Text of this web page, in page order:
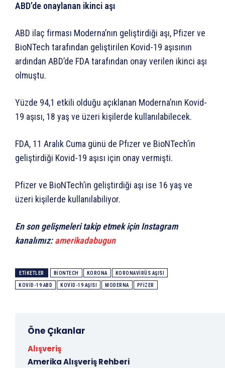
ABD’de onaylanan ikinci aşı
ABD ilaç firması Moderna’nın geliştirdiği aşı, Pfizer ve
BioNTech tarafından geliştirilen Kovid-19 aşısının
ardından ABD’de FDA tarafından onay verilen ikinci aşı
olmuştu.
Yüzde 94,1 etkili olduğu açıklanan Moderna’nın Kovid-
19 aşısı, 18 yaş ve üzeri kişilerde kullanılabilecek.
FDA, 11 Aralık Cuma günü de Pfızer ve BioNTech’in
geliştirdiği Kovid-19 aşısı için onay vermişti.
Pfizer ve BioNTech’in geliştirdiği aşı ise 16 yaş ve
üzeri kişilerde kullanılabiliyor.
En son gelişmeleri takip etmek için Instagram
kanalımız:amerikadabugun
ETIKETLER BIONTECH KORONA KORONAVIRÜS AŞISI
KOVID-19 ABD KOVID-19 AŞISI MODERNA PFIZER
Öne Çıkanlar
Alışveriş
Amerika Alışveriş Rehberi